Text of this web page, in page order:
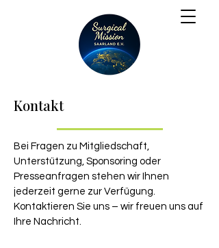
Kontakt
Bei Fragen zu Mitgliedschaft,
Unterstützung, Sponsoring oder
Presseanfragen stehen wir Ihnen
jederzeit gerne zur Verfügung.
Kontaktieren Sie uns – wir freuen uns auf
Ihre Nachricht.